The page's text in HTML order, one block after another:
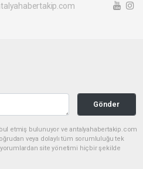
Gönder
etmiş bulunuyor ve antalyahabertakip.com
veya dolaylı tüm sorumluluğu tek
yorumlardan site yönetimi hiçbir şekilde